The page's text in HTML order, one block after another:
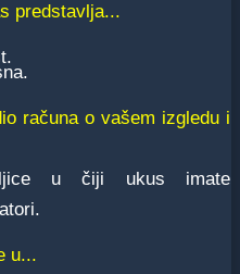
predstavlja...
računa o vašem izgledu i
u čiji ukus imate
u...